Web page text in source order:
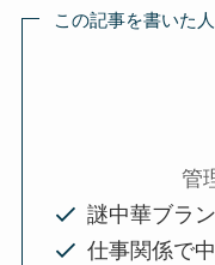
この記事を書いた人
管
謎中華ブラ
仕事関係で